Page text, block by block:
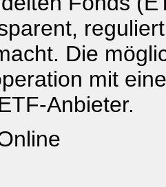
Die
mit
Anbieter.